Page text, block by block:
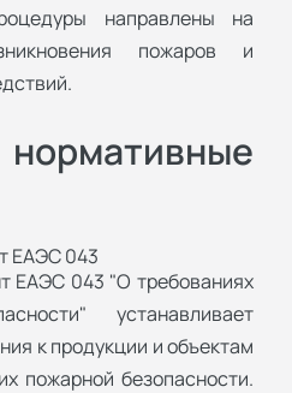
направлены на
пожаров и
ЕАЭС 043
ЕАЭС 043 "О требованиях
устанавливает
к продукции и объектам
пожарной безопасности.